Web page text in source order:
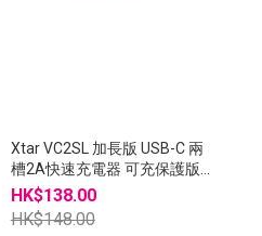
Xtar VC2SL 加長版 USB-C 兩
槽2A快速充電器 可充保護版
21700 香港行貨 VC2 VC2S
HK$138.00
HK$148.00